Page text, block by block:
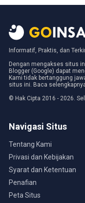
Informatif, Praktis, dan
Dengan mengakses situs
Blogger (Google) dapat
Kami tidak bertanggung
situs ini. Baca
© Hak Cipta 2016 - 2026.
Navigasi Situs
Tentang Kami
Privasi dan Kebijakan
Syarat dan Ketentuan
Penafian
Peta Situs